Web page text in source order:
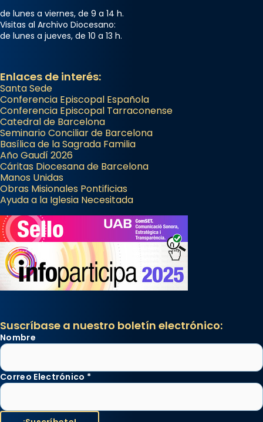
de lunes a viernes, de 9 a 14 h.
Visitas al Archivo Diocesano:
de lunes a jueves, de 10 a 13 h.
Enlaces de interés:
Santa Sede
Conferencia Episcopal Española
Conferencia Episcopal Tarraconense
Catedral de Barcelona
Seminario Conciliar de Barcelona
Basílica de la Sagrada Familia
Año Gaudí 2026
Cáritas Diocesana de Barcelona
Manos Unidas
Obras Misionales Pontificias
Ayuda a la Iglesia Necesitada
Suscríbase a nuestro boletín electrónico:
Nombre
Correo Electrónico *